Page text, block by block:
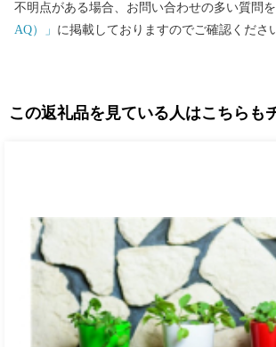
不明点がある場合、お問い合わせの多い質問を
AQ）」 に掲載しておりますのでご確認くださ
この返礼品を見ている人はこちらも